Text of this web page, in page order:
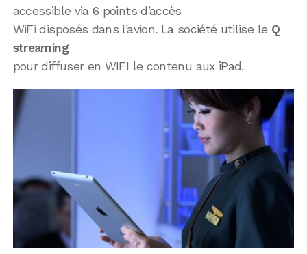
accessible via 6 points d’accès
WiFi disposés dans l’avion. La société utilise le Q
streaming
pour diffuser en WIFI le contenu aux iPad.